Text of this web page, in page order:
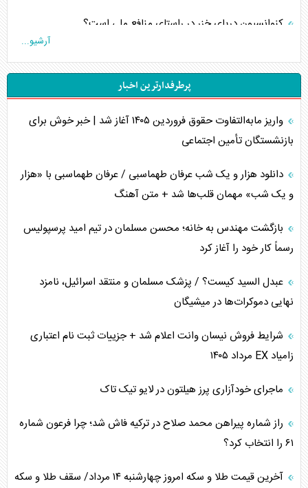
کنوانسیون دریای خزر در راستای منافع ملی است؟
اوکراین بازوی مخرب آمریکا در غرب آسیا
اهمیت راهبردی اردن برای آمریکا
پیام، ظرفیت بالفعل‌نشده تجارت ایران
ترامپ و توهم خلع سلاح حماس
چرا کویت به دنبال شریک امنیتی جدید است؟
خطای راهبردی ترامپ مقابل برزیل
متن و حاشیه سفر نتانیاهو به آمریکا
نقش راهبردی ایران در دیپلماسی غذایی جهان
فضای مجازی، چالش تربیتی خانواده‌ها
پیامدهای خطرناک حمله اوکراین به کشتی ایرانی
آرشیو...
پرطرفدارترین اخبار
واریز مابه‌التفاوت حقوق فروردین ۱۴۰۵ آغاز شد | خبر خوش برای
بازنشستگان تأمین اجتماعی
دانلود هزار و یک شب عرفان طهماسبی / عرفان طهماسبی با «هزار
و یک شب» مهمان قلب‌ها شد + متن آهنگ
بازگشت مهندس به خانه؛ محسن مسلمان در تیم امید پرسپولیس
رسماً کار خود را آغاز کرد
عبدل السید کیست؟ / پزشک مسلمان و منتقد اسرائیل، نامزد
نهایی دموکرات‌ها در میشیگان
شرایط فروش نیسان وانت اعلام شد + جزییات ثبت نام اعتباری
زامیاد EX مرداد ۱۴۰۵
ماجرای خودآزاری پرز هیلتون در لایو تیک تاک
راز شماره پیراهن محمد صلاح در ترکیه فاش شد؛ چرا فرعون شماره
۶۱ را انتخاب کرد؟
آخرین قیمت طلا و سکه امروز چهارشنبه ۱۴ مرداد/ سقف طلا و سکه